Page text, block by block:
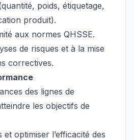
poids, étiquetage,
produit).
aux normes QHSSE.
de risques et à la mise
correctives.
des lignes de
les objectifs de
optimiser l’efficacité des